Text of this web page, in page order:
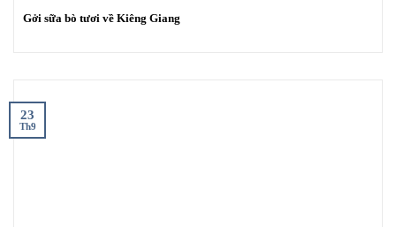
Gởi sữa bò tươi về Kiêng Giang
23
Th9